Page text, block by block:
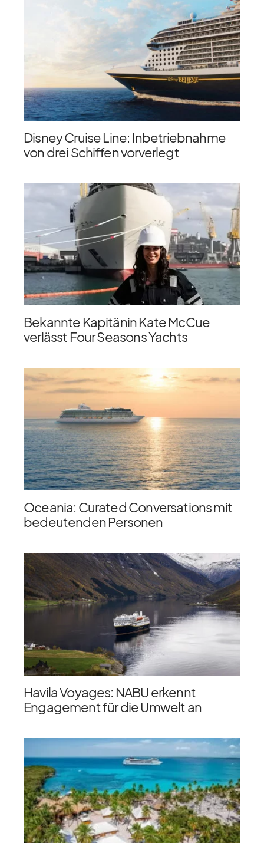
Disney Cruise Line: Inbetriebnahme
von drei Schiffen vorverlegt
Bekannte Kapitänin Kate McCue
verlässt Four Seasons Yachts
Oceania: Curated Conversations mit
bedeutenden Personen
Havila Voyages: NABU erkennt
Engagement für die Umwelt an